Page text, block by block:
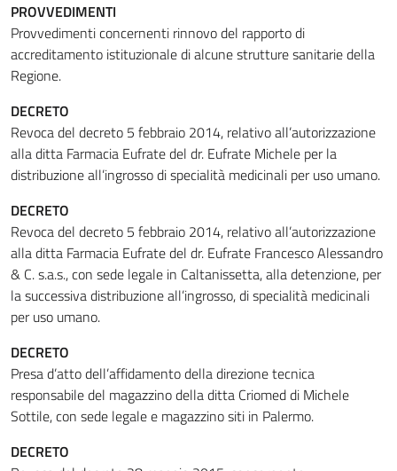
PROVVEDIMENTI
Provvedimenti concernenti rinnovo del rapporto di
accreditamento istituzionale di alcune strutture sanitarie della
Regione.
DECRETO
Revoca del decreto 5 febbraio 2014, relativo all’autorizzazione
alla ditta Farmacia Eufrate del dr. Eufrate Michele per la
distribuzione all’ingrosso di specialità medicinali per uso umano.
DECRETO
Revoca del decreto 5 febbraio 2014, relativo all’autorizzazione
alla ditta Farmacia Eufrate del dr. Eufrate Francesco Alessandro
& C. s.a.s., con sede legale in Caltanissetta, alla detenzione, per
la successiva distribuzione all’ingrosso, di specialità medicinali
per uso umano.
DECRETO
Presa d’atto dell’affidamento della direzione tecnica
responsabile del magazzino della ditta Criomed di Michele
Sottile, con sede legale e magazzino siti in Palermo.
DECRETO